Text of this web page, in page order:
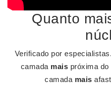
Quanto
Verificado por
camada mais próxima do
camada mais